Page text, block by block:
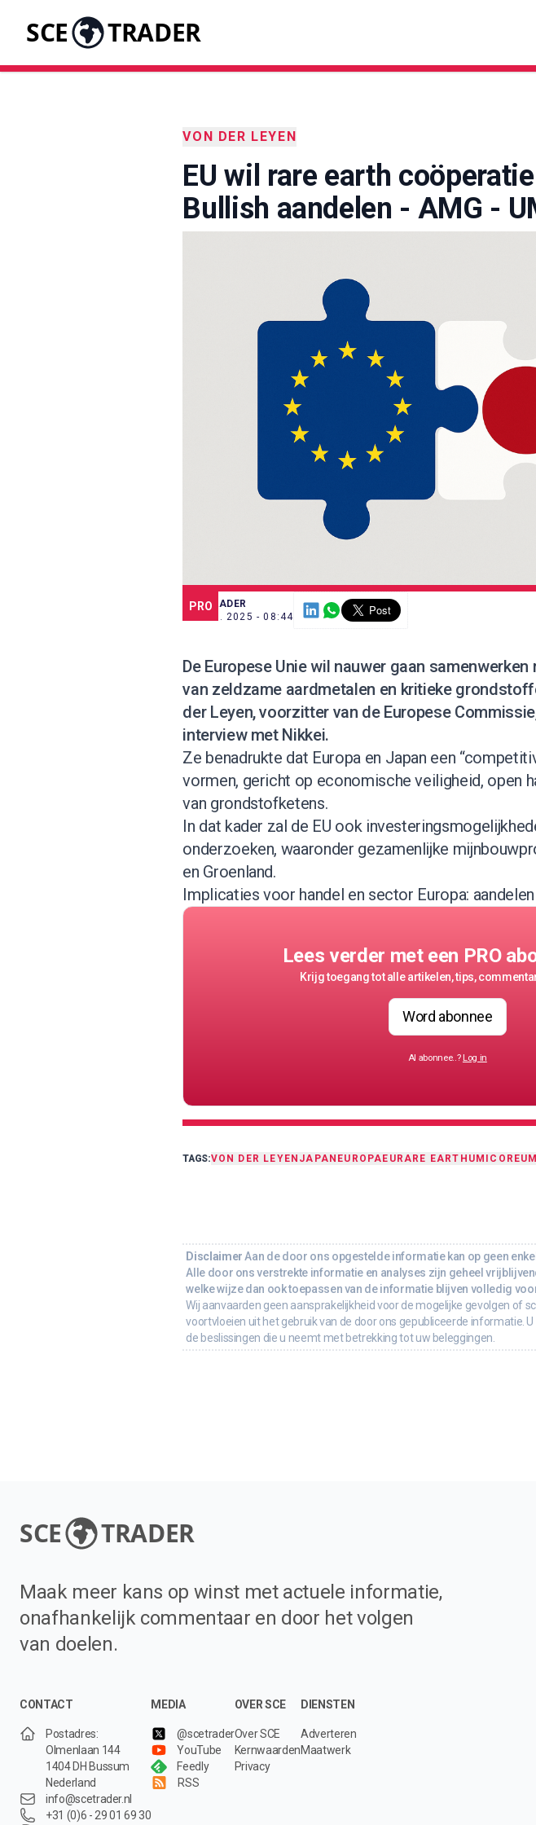
SCE TRADER
VON DER LEYEN
EU wil rare earth
Bullish aandelen - AMG -
PRO
SCE TRADER
23 JUL. 2025 - 08:44
De Europese Unie wil nauwer gaan
van zeldzame aardmetalen en kritieke
der Leyen, voorzitter van de Europese
interview met Nikkei.
Ze benadrukte dat Europa en Japan een
vormen, gericht op economische veiligheid, open
van grondstofketens.
In dat kader zal de EU ook
onderzoeken, waaronder gezamenlijke
en Groenland.
Implicaties voor handel en sector Europa: aandelen
Lees verder met een PRO
Krijg toegang tot alle artikelen, tips,
Word abonnee
Al abonnee..? Log in
TAGS:VON DER LEYEN JAPAN EUROPAEURARE EARTH UMICORE
Disclaimer Aan de door ons opgestelde informatie kan op geen
Alle door ons verstrekte informatie en analyses zijn geheel
welke wijze dan ook toepassen van de informatie blijven volledig
Wij aanvaarden geen aansprakelijkheid voor de mogelijke gevolgen of
voortvloeien uit het gebruik van de door ons gepubliceerde informatie.
de beslissingen die u neemt met betrekking tot uw beleggingen.
SCE TRADER
Maak meer kans op winst met actuele informatie,
onafhankelijk commentaar en door het volgen
van doelen.
CONTACT
Postadres:
Olmenlaan 144
1404 DH Bussum
Nederland
info@scetrader.nl
+31 (0)6 - 29 01 69 30
MEDIA
@scetrader
YouTube
Feedly
RSS
OVER SCE
Over SCE
Kernwaarden
Privacy
DIENSTEN
Adverteren
Maatwerk